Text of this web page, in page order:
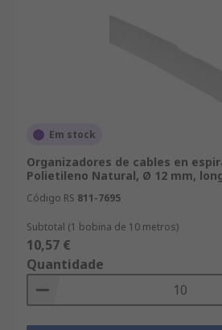
Em stock
Organizadores de cables en
Polietileno Natural, Ø 12 mm,
Código RS 811-7695
Subtotal (1 bobina de 10 metros)
10,57 €
Quantidade